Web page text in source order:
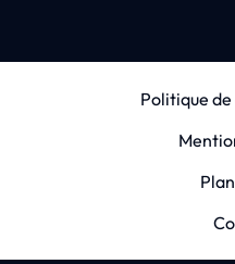
Politique